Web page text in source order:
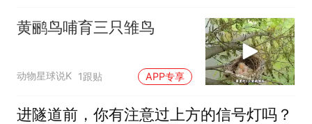
黄鹂鸟哺育三只雏鸟
动物星球说K 1跟贴 APP专享
进隧道前，你有注意过上方的信号灯吗？